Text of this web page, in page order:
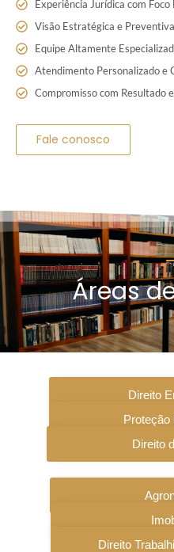
Experiência Jurídica com Foco
Visão Estratégica e Preventiva
Equipe Altamente
Atendimento Personalizado e
Compromisso com Resultado
Fale conosco
Áreas
Direito
Proteção
Direito
Direito